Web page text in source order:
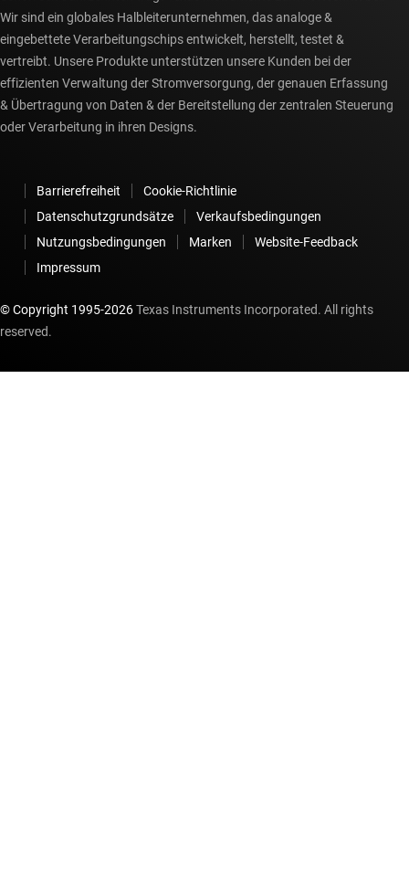
Wir sind ein globales Halbleiterunternehmen, das analoge &
eingebettete Verarbeitungschips entwickelt, herstellt, testet &
vertreibt. Unsere Produkte unterstützen unsere Kunden bei der
effizienten Verwaltung der Stromversorgung, der genauen Erfassung
& Übertragung von Daten & der Bereitstellung der zentralen Steuerung
oder Verarbeitung in ihren Designs.
Barrierefreiheit
Cookie-Richtlinie
Datenschutzgrundsätze
Verkaufsbedingungen
Nutzungsbedingungen
Marken
Website-Feedback
Impressum
© Copyright 1995-2026Texas Instruments Incorporated. All rights
reserved.